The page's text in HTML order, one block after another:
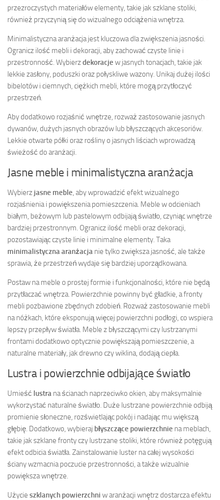
przezroczystych materiałów elementy, takie jak szklane stoliki,
również przyczynią się do wizualnego odciążenia wnętrza.
Minimalistyczna aranżacja jest kluczowa dla zwiększenia jasności.
Ogranicz ilość mebli i dekoracji, aby zachować czyste linie i
przestronność. Wybierzdekoracje w jasnych tonacjach, takie jak
lekkie zasłony, poduszki oraz połyskliwe wazony. Unikaj dużej ilości
bibelotów i ciemnych, ciężkich mebli, które mogą przytłoczyć
przestrzeń.
Aby dodatkowo rozjaśnić wnętrze, rozważ zastosowanie jasnych
dywanów, dużych jasnych obrazów lub błyszczących akcesoriów.
Lekkie otwarte półki oraz rośliny o jasnych liściach wprowadzą
świeżość do aranżacji.
Jasne meble i minimalistyczna aranżacja
Wybierz jasne meble, aby wprowadzić efekt wizualnego
rozjaśnienia i powiększenia pomieszczenia. Meble w odcieniach
białym, beżowym lub pastelowym odbijają światło, czyniąc wnętrze
bardziej przestronnym. Ogranicz ilość mebli oraz dekoracji,
pozostawiając czyste linie i minimalne elementy. Taka
minimalistyczna aranżacja nie tylko zwiększa jasność, ale także
sprawia, że przestrzeń wydaje się bardziej uporządkowana.
Postaw na meble o prostej formie i funkcjonalności, które nie będą
przytłaczać wnętrza. Powierzchnie powinny być gładkie, a fronty
mebli pozbawione zbędnych zdobień. Rozważ zastosowanie mebli
na nóżkach, które eksponują więcej powierzchni podłogi, co wspiera
lepszy przepływ światła. Meble z błyszczącymi czy lustrzanymi
frontami dodatkowo optycznie powiększają pomieszczenie, a
naturalne materiały, jak drewno czy wiklina, dodają ciepła.
Lustra i powierzchnie odbijające światło
Umieść lustra na ścianach naprzeciwko okien, aby maksymalnie
wykorzystać naturalne światło. Duże lustrzane powierzchnie odbiją
promienie słoneczne, rozświetlając pokój i nadając mu większą
głębię. Dodatkowo, wybieraj błyszczące powierzchnie na meblach,
takie jak szklane fronty czy lustrzane stoliki, które również potęgują
efekt odbicia światła. Zainstalowanie luster na całej wysokości
ściany wzmacnia poczucie przestronności, a także wizualnie
powiększa wnętrze.
Użycie szklanych powierzchni w aranżacji wnętrz dostarcza efektu